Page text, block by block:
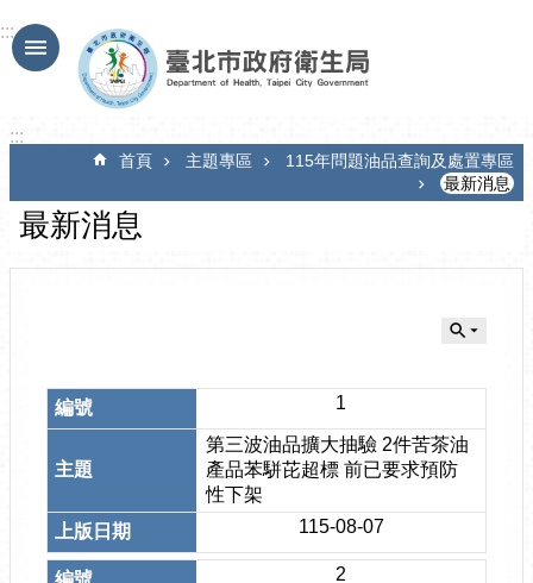
跳到主要內容區塊
:::
:::
首頁 主題專區
115年問題油品查詢及處置專區
最新消息
最新消息
1
第三波油品擴大抽驗 2件苦茶油
產品苯駢芘超標 前已要求預防
性下架
115-08-07
2